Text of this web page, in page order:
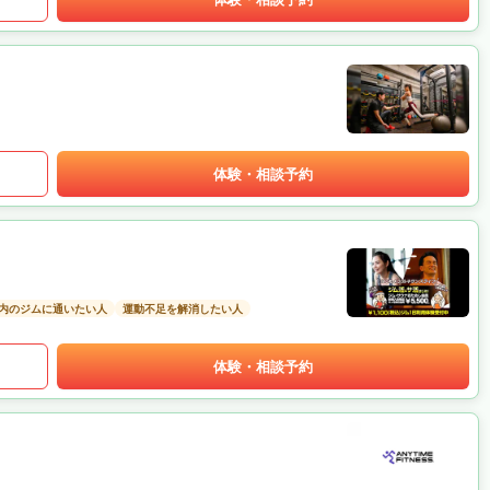
体験・相談予約
のジムに通いたい人 運動不足を解消したい人
体験・相談予約